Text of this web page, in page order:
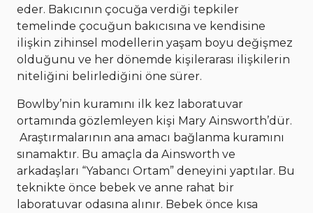
eder. Bakıcının çocuğa verdiği tepkiler
temelinde çocuğun bakıcısına ve kendisine
ilişkin zihinsel modellerin yaşam boyu değişmez
olduğunu ve her dönemde kişilerarası ilişkilerin
niteliğini belirlediğini öne sürer.
Bowlby’nin kuramını ilk kez laboratuvar
ortamında gözlemleyen kişi Mary Ainsworth’dür.
Araştırmalarının ana amacı bağlanma kuramını
sınamaktır. Bu amaçla da Ainsworth ve
arkadaşları “Yabancı Ortam” deneyini yaptılar. Bu
teknikte önce bebek ve anne rahat bir
laboratuvar odasına alınır. Bebek önce kısa